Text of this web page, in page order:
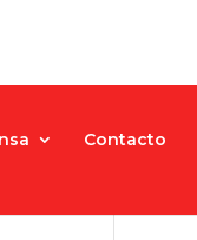
Contacto